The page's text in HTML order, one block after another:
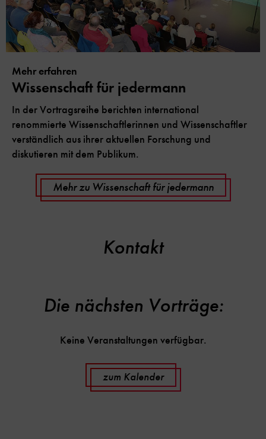
Mehr erfahren
Wissenschaft für jedermann
In der Vortragsreihe berichten international
renommierte Wissenschaftlerinnen und Wissenschaftler
verständlich aus ihrer aktuellen Forschung und
diskutieren mit dem Publikum.
Mehr zu Wissenschaft für jedermann
Kontakt
Die nächsten Vorträge:
Keine Veranstaltungen verfügbar.
zum Kalender